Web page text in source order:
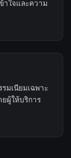
าใจและความ
มเนียมเฉพาะ
ผู้ให้บริการ